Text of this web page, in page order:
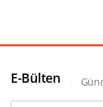
E-Bülten